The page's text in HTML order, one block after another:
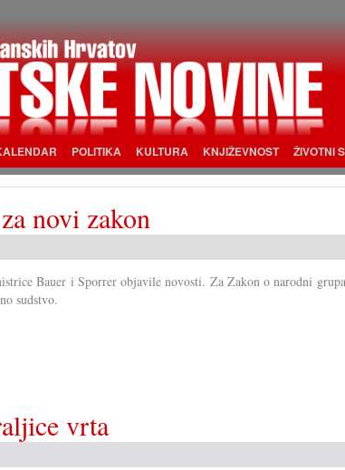
POLITIKA KULTURA KNJIŽEVNOST ŽIVOTNI
novi zakon
Bauer i Sporrer objavile novosti. Za Zakon o narodni
sudstvo.
vrta